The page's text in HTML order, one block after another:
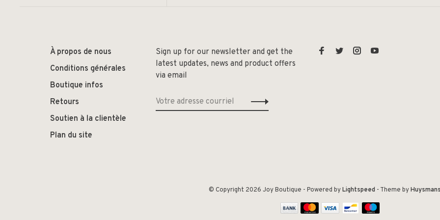
À propos de nous
Conditions générales
Boutique infos
Retours
Soutien à la clientèle
Plan du site
Sign up for our newsletter and get the
latest updates, news and product offers
via email
© Copyright 2026 Joy Boutique - Powered byLightspeed- Theme by